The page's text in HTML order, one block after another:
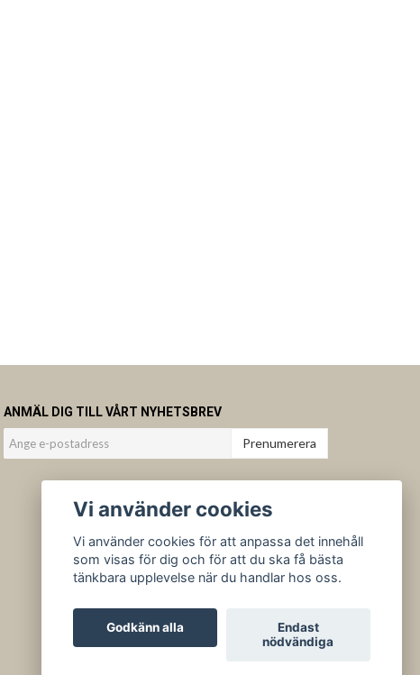
ANMÄL DIG TILL VÅRT NYHETSBREV
Prenumerera
Vi använder cookies
Vi använder cookies för att anpassa det innehåll
som visas för dig och för att du ska få bästa
tänkbara upplevelse när du handlar hos oss.
Godkänn alla
Endast
nödvändiga